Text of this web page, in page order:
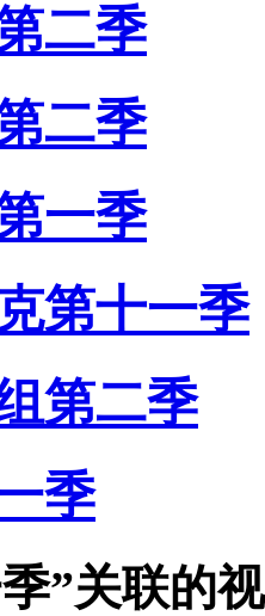
二季
二季
一季
第十一季
第二季
季
”关联的